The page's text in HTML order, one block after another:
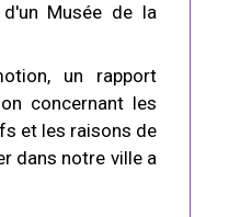
Musée de la
un rapport
concernant les
et les raisons de
dans notre ville a